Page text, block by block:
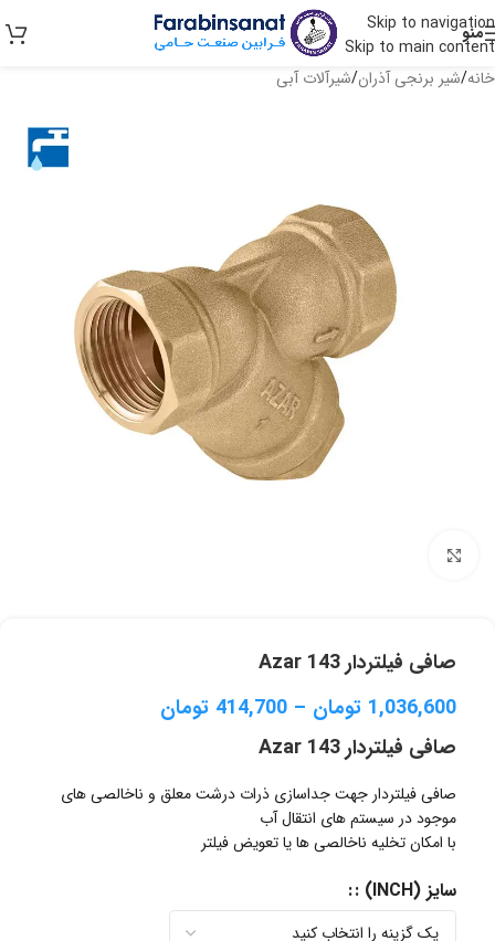
Skip to navigation
Skip to main content
منو
خانه/شیر برنجی آذران/شیرآلات آبی
صافی فیلتردار Azar 143
1,036,600 تومان –
414,700 تومان
صافی فیلتردار Azar 143
صافی فیلتردار جهت جداسازی ذرات درشت معلق و ناخالصی های
موجود در سیستم های انتقال آب
با امکان تخلیه ناخالصی ها یا تعویض فیلتر
سایز (INCH) :